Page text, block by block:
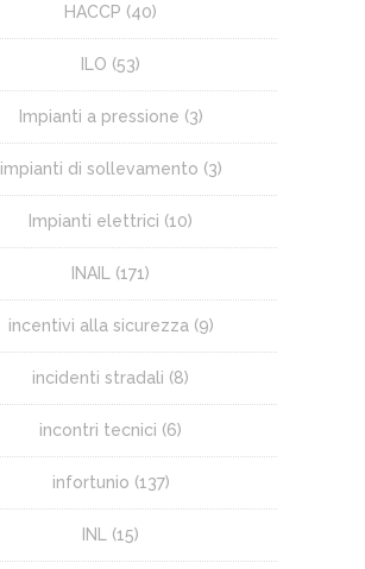
HACCP (40)
ILO (53)
Impianti a pressione (3)
impianti di sollevamento (3)
Impianti elettrici (10)
INAIL (171)
incentivi alla sicurezza (9)
incidenti stradali (8)
incontri tecnici (6)
infortunio (137)
INL (15)